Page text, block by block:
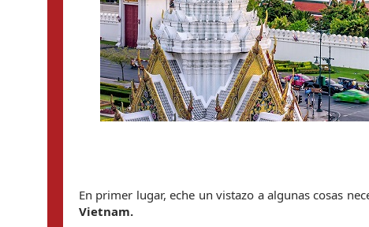
En primer lugar, eche un vistazo a algunas cosas
Vietnam.